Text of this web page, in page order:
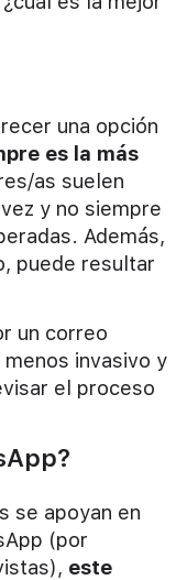
una opción
es la más
as suelen
y no siempre
Además,
puede resultar
un correo
invasivo y
el proceso
se apoyan en
(por
este